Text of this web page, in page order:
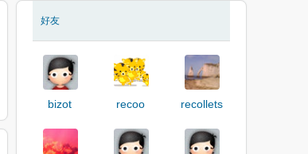
好友
bizot recoo recollets